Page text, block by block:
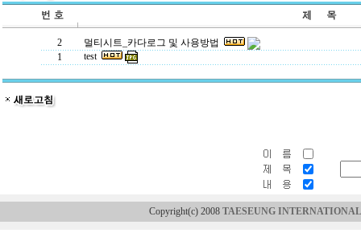
2
멀티시트_카다로그 및 사용방법
1
test
Copyright(c) 2008 TAESEUNG